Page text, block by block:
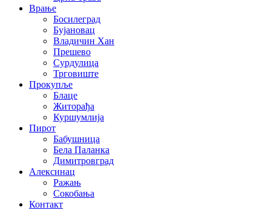
Врање
Босилеград
Бујановац
Владичин Хан
Прешево
Сурдулица
Трговиште
Прокупље
Блаце
Житорађа
Куршумлија
Пирот
Бабушница
Бела Паланка
Димитровград
Алексинац
Ражањ
Сокобања
Контакт